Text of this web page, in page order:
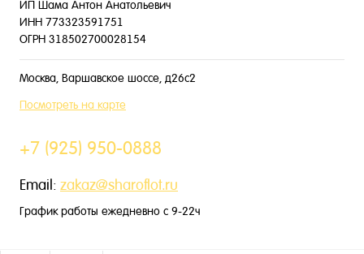
ИП Шама Антон Анатольевич
ИНН 773323591751
ОГРН 318502700028154
Москва, Варшавское шоссе, д26с2
Посмотреть на карте
+7 (925) 950-0888
Email: zakaz@sharoflot.ru
График работы ежедневно с 9-22ч